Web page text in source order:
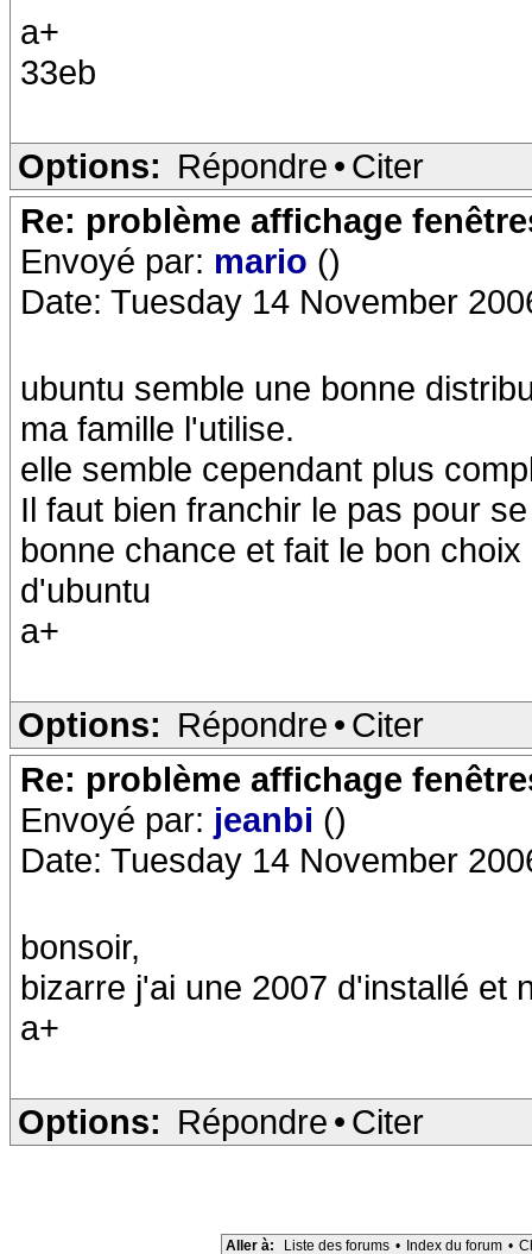
a+
33eb
Options: Répondre • Citer
Re: problème affichage
Envoyé par: mario ()
Date: Tuesday 14 November
ubuntu semble une bonne
ma famille l'utilise.
elle semble cependant plus
Il faut bien franchir le pas pour
bonne chance et fait le bon
d'ubuntu
a+
Options: Répondre • Citer
Re: problème affichage
Envoyé par: jeanbi ()
Date: Tuesday 14 November
bonsoir,
bizarre j'ai une 2007 d'installé et
a+
Options: Répondre • Citer
Aller à: Liste des forums • Index du forum •